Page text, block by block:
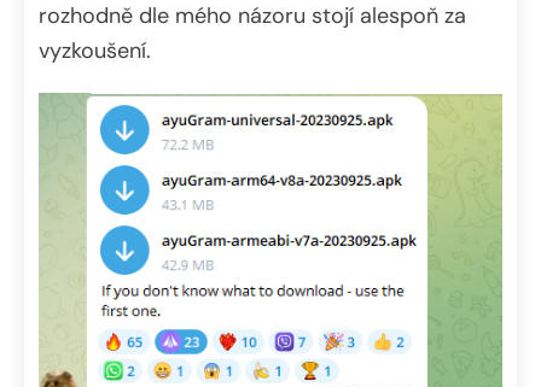
rozhodně dle mého názoru stojí alespoň za
vyzkoušení.